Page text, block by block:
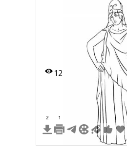
12
2 1